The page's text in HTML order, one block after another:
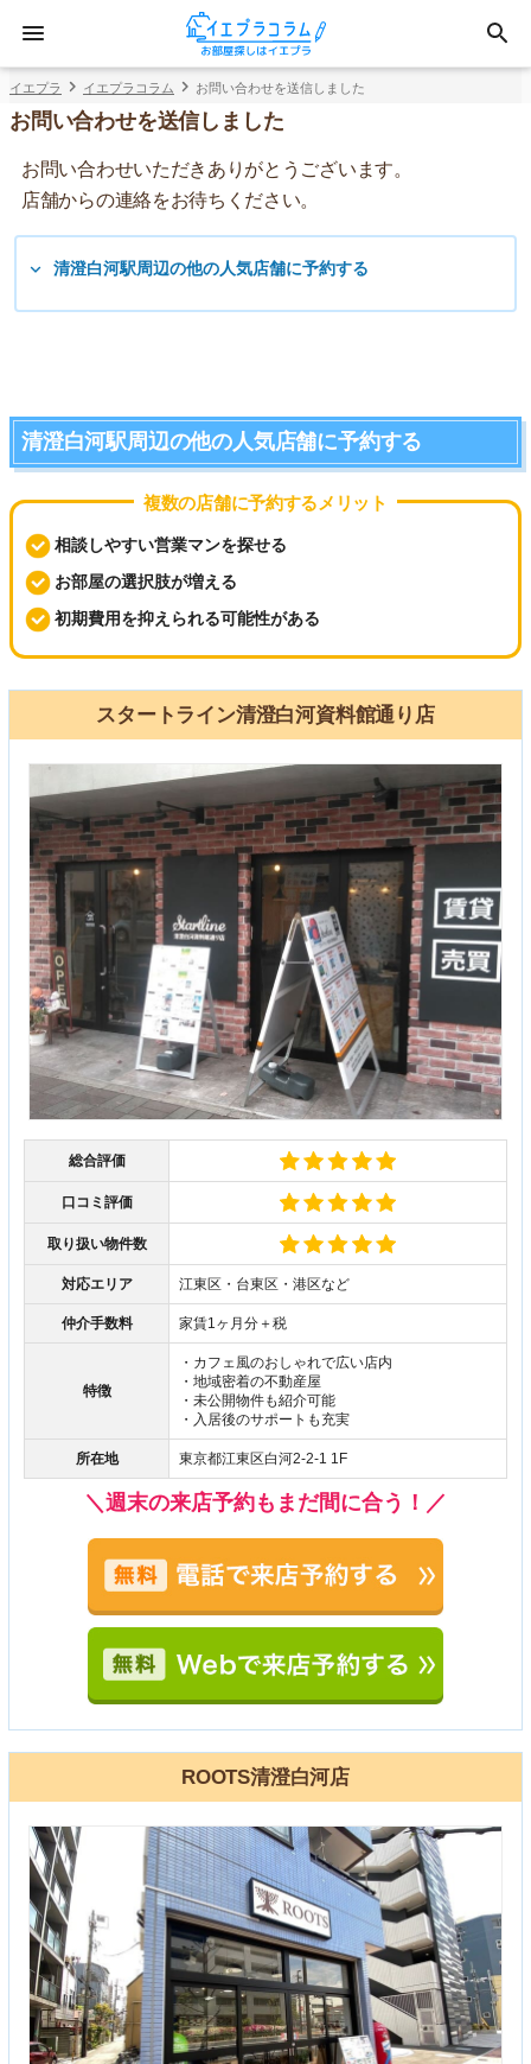
イエプラ イエプラコラム お問い合わせを送信しました
お問い合わせを送信しました
お問い合わせいただきありがとうございます。
店舗からの連絡をお待ちください。
清澄白河駅周辺の他の人気店舗に予約する
清澄白河駅周辺の他の人気店舗に予約する
複数の店舗に予約するメリット
相談しやすい営業マンを探せる
お部屋の選択肢が増える
初期費用を抑えられる可能性がある
スタートライン清澄白河資料館通り店
総合評価
口コミ評価
取り扱い物件数
対応エリア 江東区・台東区・港区など
仲介手数料 家賃1ヶ月分＋税
特徴
・カフェ風のおしゃれで広い店内
・地域密着の不動産屋
・未公開物件も紹介可能
・入居後のサポートも充実
所在地 東京都江東区白河2-2-1 1F
＼週末の来店予約もまだ間に合う！／
ROOTS清澄白河店